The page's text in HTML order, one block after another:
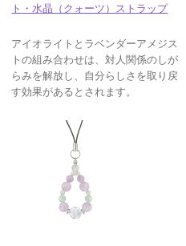
ト・水晶（クォーツ）ストラップ
アイオライトとラベンダーアメジス
トの組み合わせは、対人関係のしが
らみを解放し、自分らしさを取り戻
す効果があるとされます。